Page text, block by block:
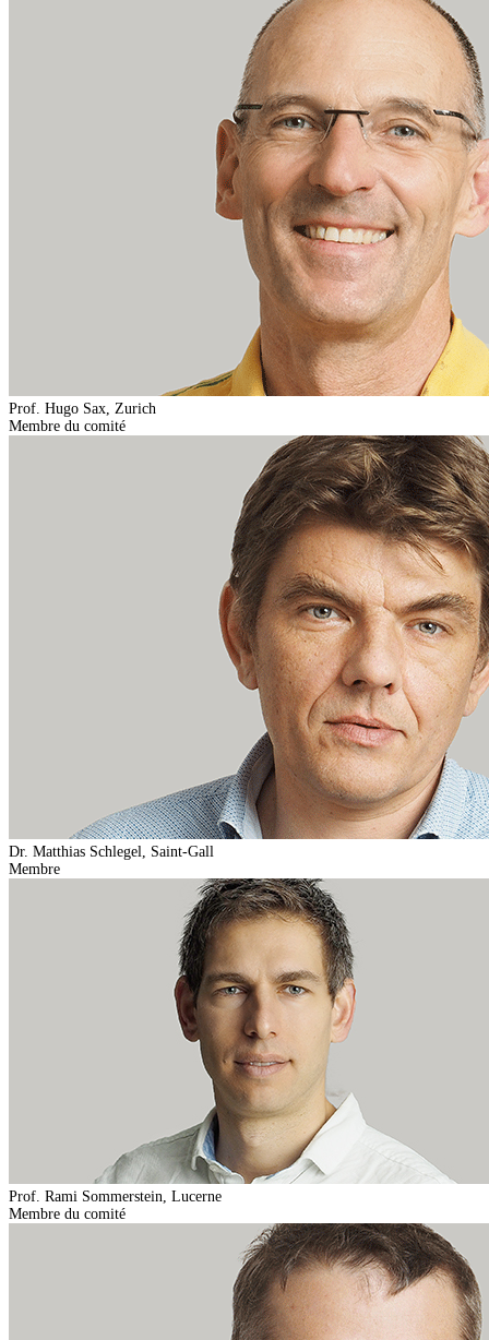
Prof. Hugo Sax, Zurich
Membre du comité
Dr. Matthias Schlegel, Saint-Gall
Membre
Prof. Rami Sommerstein, Lucerne
Membre du comité